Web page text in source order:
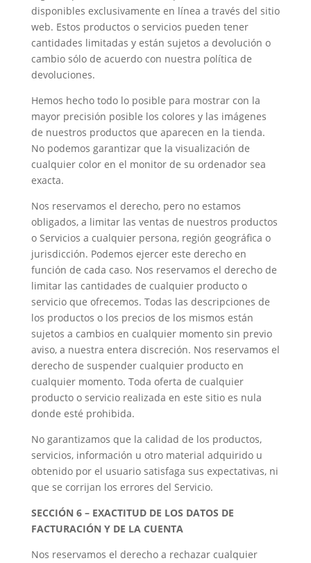
disponibles exclusivamente en línea a través del sitio
web. Estos productos o servicios pueden tener
cantidades limitadas y están sujetos a devolución o
cambio sólo de acuerdo con nuestra política de
devoluciones.
Hemos hecho todo lo posible para mostrar con la
mayor precisión posible los colores y las imágenes
de nuestros productos que aparecen en la tienda.
No podemos garantizar que la visualización de
cualquier color en el monitor de su ordenador sea
exacta.
Nos reservamos el derecho, pero no estamos
obligados, a limitar las ventas de nuestros productos
o Servicios a cualquier persona, región geográfica o
jurisdicción. Podemos ejercer este derecho en
función de cada caso. Nos reservamos el derecho de
limitar las cantidades de cualquier producto o
servicio que ofrecemos. Todas las descripciones de
los productos o los precios de los mismos están
sujetos a cambios en cualquier momento sin previo
aviso, a nuestra entera discreción. Nos reservamos el
derecho de suspender cualquier producto en
cualquier momento. Toda oferta de cualquier
producto o servicio realizada en este sitio es nula
donde esté prohibida.
No garantizamos que la calidad de los productos,
servicios, información u otro material adquirido u
obtenido por el usuario satisfaga sus expectativas, ni
que se corrijan los errores del Servicio.
SECCIÓN 6 – EXACTITUD DE LOS DATOS DE
FACTURACIÓN Y DE LA CUENTA
Nos reservamos el derecho a rechazar cualquier